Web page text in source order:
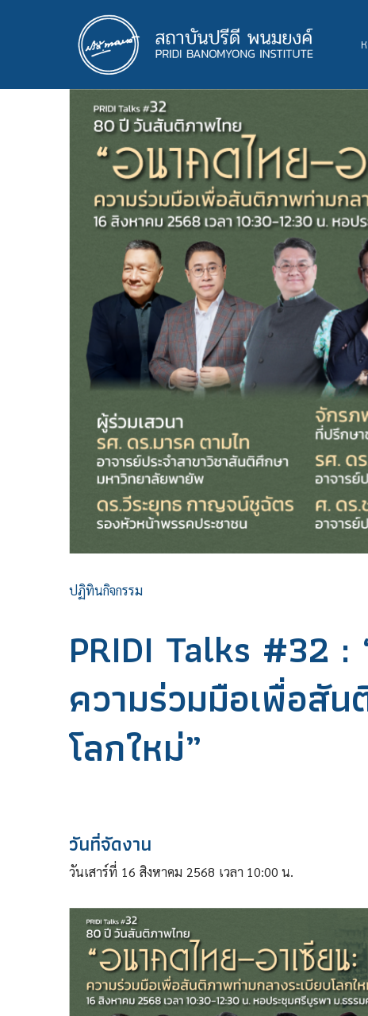
ปฏิทินกิจกรรม
PRIDI Talks #32
ความร่วมมือเพื่อสั
โลกใหม่”
วันที่จัดงาน
วันเสาร์ที่ 16 สิงหาคม 2568 เวลา 10:00 น.